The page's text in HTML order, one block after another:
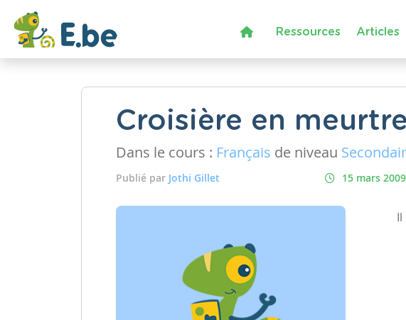
Ressources Articles
Croisière en
Dans le cours : Français de niveau
Publié par Jothi Gillet 15 mars